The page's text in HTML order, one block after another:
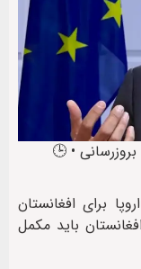
📅 انتشار: ۳ حوت ۱۴۰۲ ساعت ۱۳:۱۸ • 🔄 ۰ بروزرسانی • 🕒
برای افغانستان
باید مکمل